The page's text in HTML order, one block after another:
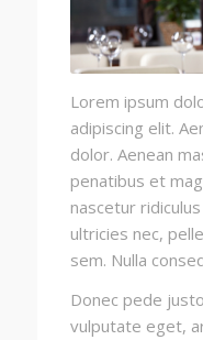
Lorem ipsum
adipiscing elit.
dolor. Aenean
penatibus et
nascetur
ultricies nec,
sem. Nulla
Donec pede
vulputate eget,